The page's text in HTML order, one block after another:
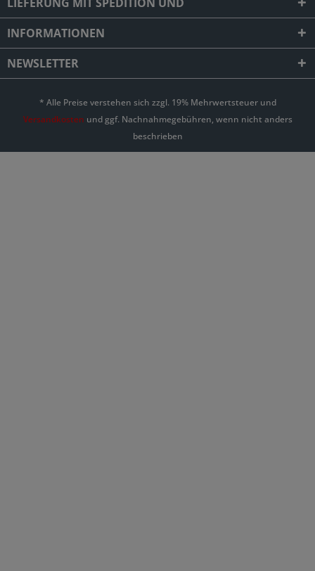
INFORMATIONEN
NEWSLETTER
* Alle Preise verstehen sich zzgl. 19% Mehrwertsteuer und
Versandkosten und ggf. Nachnahmegebühren, wenn nicht anders
beschrieben